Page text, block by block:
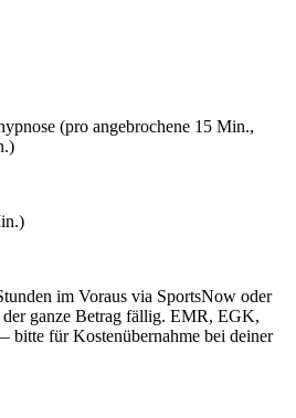
(pro angebrochene 15 Min.,
im Voraus via SportsNow oder
der ganze Betrag fällig. EMR, EGK,
für Kostenübernahme bei deiner